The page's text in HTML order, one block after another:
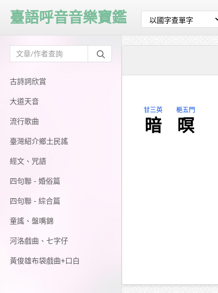
古詩詞欣賞
大道天音
流行歌曲
臺灣紹介鄉土民謠
經文、咒語
四句聯 - 婚俗篇
四句聯 - 綜合篇
童謠、盤嘴錦
河洛戲曲、七字仔
黃俊雄布袋戲曲+口白
臺語呼音音樂寶鑑
甘三英
暗
梔五門
暝